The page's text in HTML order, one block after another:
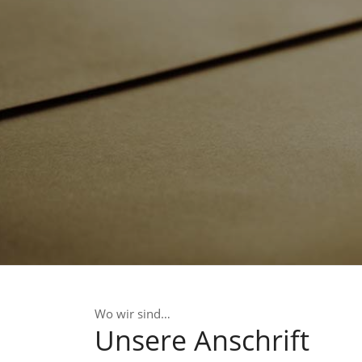
Wo wir sind…
Unsere Anschrift